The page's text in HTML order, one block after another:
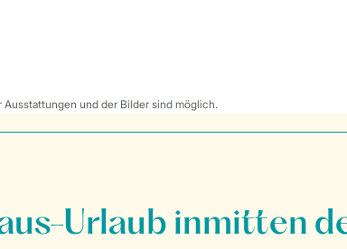
und der Bilder sind möglich.
Urlaub inmitten